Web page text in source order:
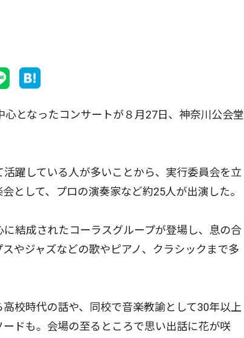
となったコンサートが８月27日、神奈川公会堂
躍している人が多いことから、実行委員会を立
として、プロの演奏家など約25人が出演した。
結成されたコーラスグループが登場し、息の合
やジャズなどの歌やピアノ、クラシックまで多
校時代の話や、同校で音楽教諭として30年以上
ドも。会場の至るところで思い出話に花が咲